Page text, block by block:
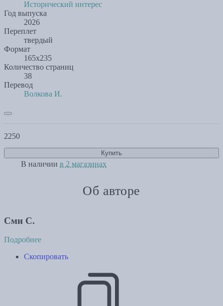
Исторический интерес
Год выпуска
2026
Переплет
твердый
Формат
165х235
Количество страниц
38
Перевод
Волкова И.
2250
Купить
В наличии в 2 магазинах
Об авторе
Сми С.
Подробнее
Скопировать